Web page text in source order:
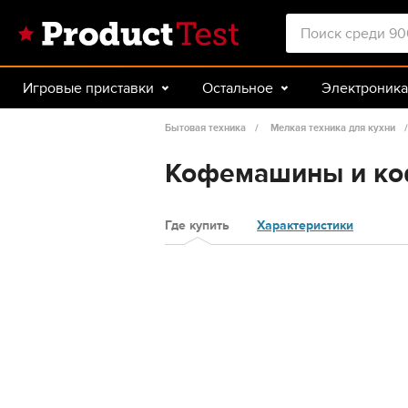
Игровые приставки Остальное Электроника
Авто Спорт и туризм
Бытовая техника Мелкая техника для кухни
Кофемашины и
Где купить Характеристики